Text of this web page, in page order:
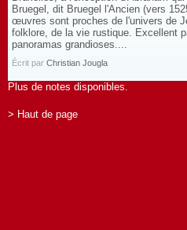
Bruegel, dit Bruegel l'Ancien (vers
œuvres sont proches de l'univers de
folklore, de la vie rustique. Excellent
panoramas grandioses....
Écrit par Christian Jougla
Plus de notes disponibles.
> Haut de page